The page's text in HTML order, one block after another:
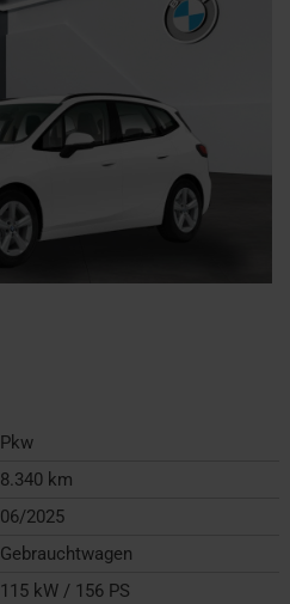
Pkw
8.340 km
06/2025
Gebrauchtwagen
115 kW / 156 PS